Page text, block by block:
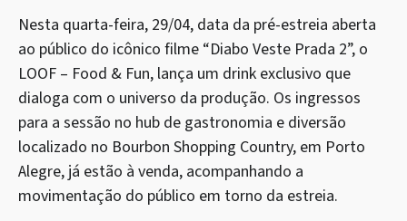
Nesta quarta-feira, 29/04, data da pré-estreia aberta
ao público do icônico filme “Diabo Veste Prada 2”, o
LOOF – Food & Fun, lança um drink exclusivo que
dialoga com o universo da produção. Os ingressos
para a sessão no hub de gastronomia e diversão
localizado no Bourbon Shopping Country, em Porto
Alegre, já estão à venda, acompanhando a
movimentação do público em torno da estreia.